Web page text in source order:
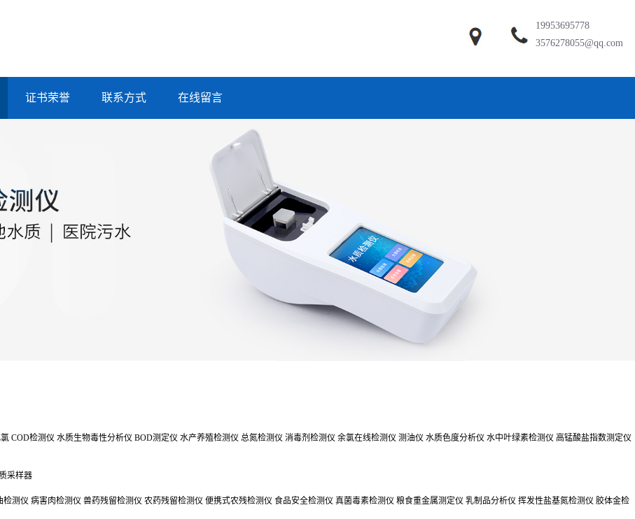
19953695778
3576278055@qq.com
证书荣誉 联系方式 在线留言
COD检测仪 水质生物毒性分析仪 BOD测定仪 水产养殖检测仪 总氮检测仪 消毒剂检测仪 余氯在线检测仪 测油仪 水质色度分析仪 水中叶绿素检测仪 高锰酸盐指数测定仪
采样器
检测仪 病害肉检测仪 兽药残留检测仪 农药残留检测仪 便携式农残检测仪 食品安全检测仪 真菌毒素检测仪 粮食重金属测定仪 乳制品分析仪 挥发性盐基氮检测仪 胶体金检